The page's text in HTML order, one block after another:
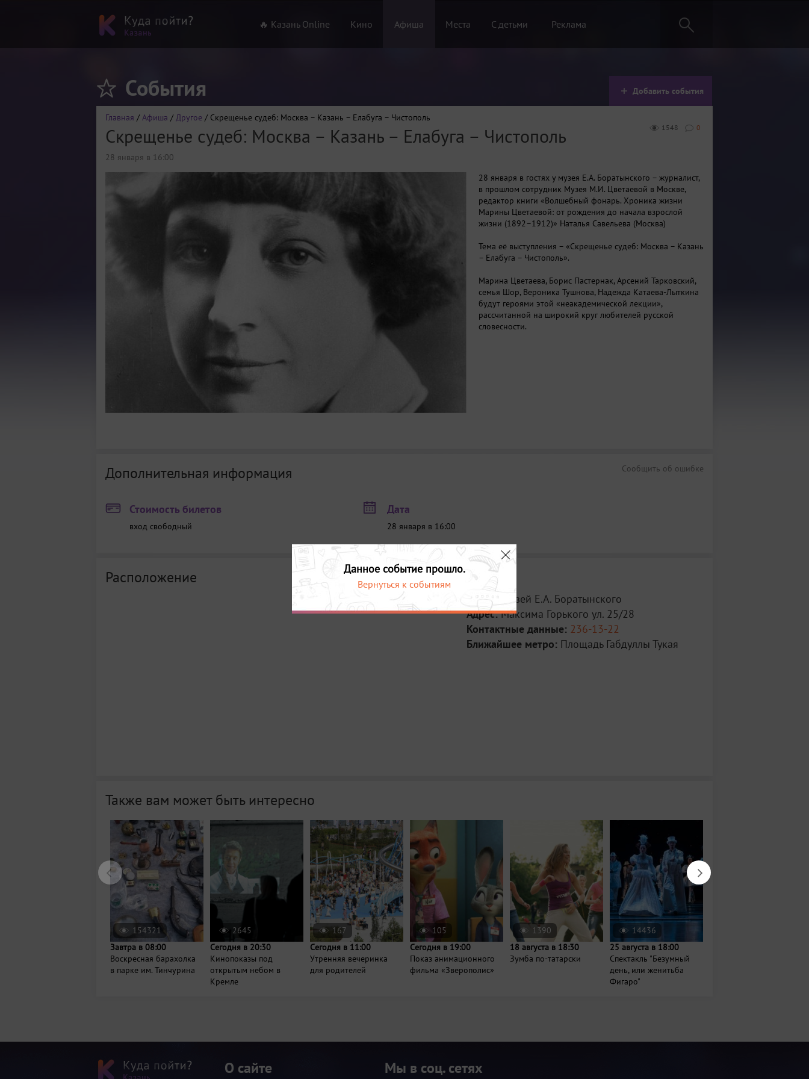
🔥 Казань Online Кино Афиша Места С детьми Реклама
События Добавить события
Главная / Афиша / Другое / Скрещенье судеб: Москва – Казань – Елабуга – Чистополь
0
1548
Скрещенье судеб: Москва – Казань – Елабуга – Чистополь
28 января в 16:00
28 января в гостях у музея Е.А. Боратынского – журналист,
в прошлом сотрудник Музея М.И. Цветаевой в Москве,
редактор книги «Волшебный фонарь. Хроника жизни
Марины Цветаевой: от рождения до начала взрослой
жизни (1892–1912)» Наталья Савельева (Москва)
Тема её выступления – «Скрещенье судеб: Москва – Казань
– Елабуга – Чистополь».
Марина Цветаева, Борис Пастернак, Арсений Тарковский,
семья Шор, Вероника Тушнова, Надежда Катаева-Лыткина
будут героями этой «неакадемической лекции»,
рассчитанной на широкий круг любителей русской
словесности.
Сообщить об ошибке
Дополнительная информация
Стоимость билетов
вход свободный
Дата
28 января в 16:00
Расположение
Место:
Музей Е.А. Боратынского
Адрес:Максима Горького ул. 25/28
Контактные данные: 236-13-22
Ближайшее метро: Площадь Габдуллы Тукая
Также вам может быть интересно
154321
Завтра в 08:00
Воскресная барахолка
в парке им. Тинчурина
2645
Сегодня в 20:30
Кинопоказы под
открытым небом в
Кремле
167
Сегодня в 11:00
Утренняя вечеринка
для родителей
105
Сегодня в 19:00
Показ анимационного
фильма «Зверополис»
1390
18 августа в 18:30
Зумба по-татарски
14436
25 августа в 18:00
Спектакль "Безумный
день, или женитьба
Фигаро"
Данное событие прошло.
Вернуться к событиям
О сайте Мы в соц. сетях